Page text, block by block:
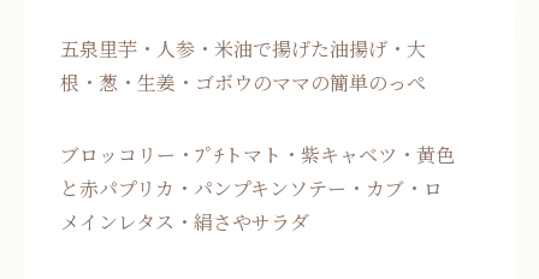
五泉里芋・人参・米油で揚げた油揚げ・大
根・葱・生姜・ゴボウのママの簡単のっぺ
ブロッコリー・ﾌﾟﾁトマト・紫キャベツ・黄色
と赤パプリカ・パンプキンソテー・カブ・ロ
メインレタス・絹さやサラダ